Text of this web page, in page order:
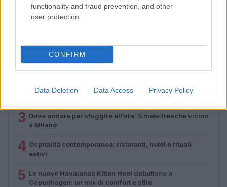
functionality and fraud prevention, and other
user protection.
CONFIRM
Data Deletion Data Access Privacy Policy
1
Sognare il fango ha anche dei significati positivi (che
Come valorizzare la zona giorno attraverso una scelta
consapevole dell’arredamento
3 Dove andare per sfuggire all’afa: 5 mete fresche vicino
a Milano
4 Ospitalità contemporanea: ristoranti, hotel e rituali
estivi
5 Le nuove Havaianas Kitten Heel debuttano a
Copenhagen: un mix di comfort e stile